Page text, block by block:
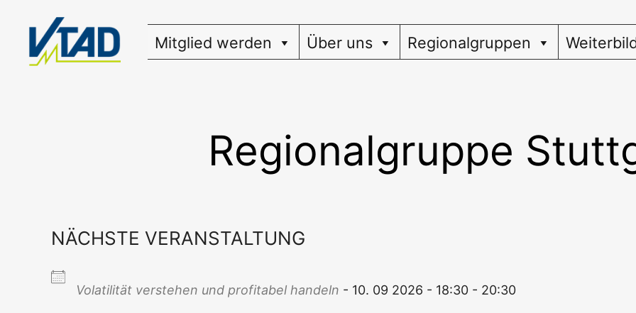
springen
Mitglied werden Über uns Regionalgruppen
Regionalgruppe
NÄCHSTE VERANSTALTUNG
Vola­ti­li­tät ver­ste­hen und pro­fi­ta­bel han­deln - 10. 09 2026 - 18:30 - 20:30